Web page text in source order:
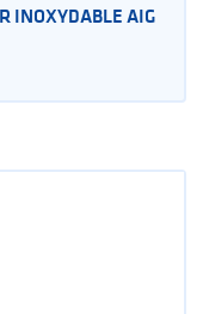
INOXYDABLE AIG